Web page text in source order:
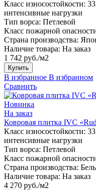
Класс износостойкости:
интенсивные нагрузки
Тип ворса: Петлевой
Класс пожарной
Страна производства:
Наличие товара: На заказ
1 742 руб./м2
Купить
В избранное В избранном
Сравнить
Новинка
На заказ
Ковровая плитка IVC
Класс износостойкости:
интенсивные нагрузки
Тип ворса: Петлевой
Класс пожарной
Страна производства:
Наличие товара: На заказ
4 270 руб./м2